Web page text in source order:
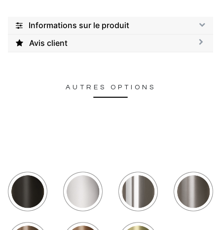
Informations sur le produit
Avis client
AUTRES OPTIONS